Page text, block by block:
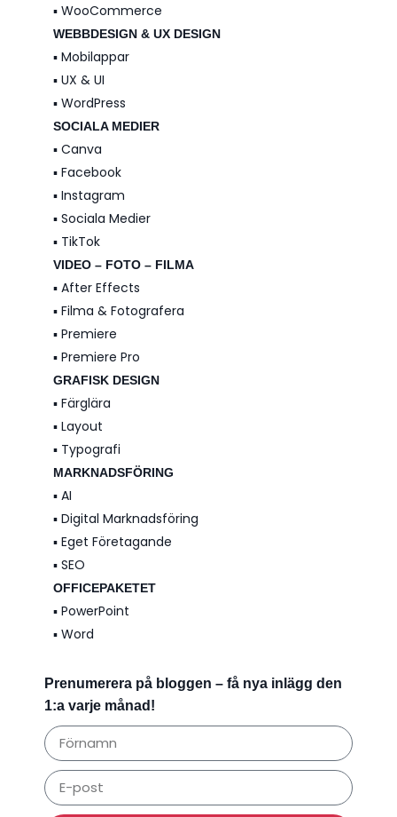
▪️ WooCommerce
WEBBDESIGN & UX DESIGN
▪️ Mobilappar
▪️ UX & UI
▪️ WordPress
SOCIALA MEDIER
▪️ Canva
▪️ Facebook
▪️ Instagram
▪️ Sociala Medier
▪️ TikTok
VIDEO – FOTO – FILMA
▪️ After Effects
▪️ Filma & Fotografera
▪️ Premiere
▪️ Premiere Pro
GRAFISK DESIGN
▪️ Färglära
▪️ Layout
▪️ Typografi
MARKNADSFÖRING
▪️ AI
▪️ Digital Marknadsföring
▪️ Eget Företagande
▪️ SEO
OFFICEPAKETET
▪️ PowerPoint
▪️ Word
Prenumerera på bloggen – få nya inlägg den
1:a varje månad!